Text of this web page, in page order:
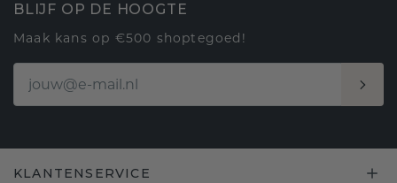
BLIJF OP DE HOOGTE
Maak kans op €500 shoptegoed!
KLANTENSERVICE